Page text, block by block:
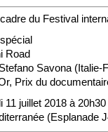
du Festival
Road
Savona (Italie-
Prix du
11 juillet 2018 à 20h30
(Esplanade